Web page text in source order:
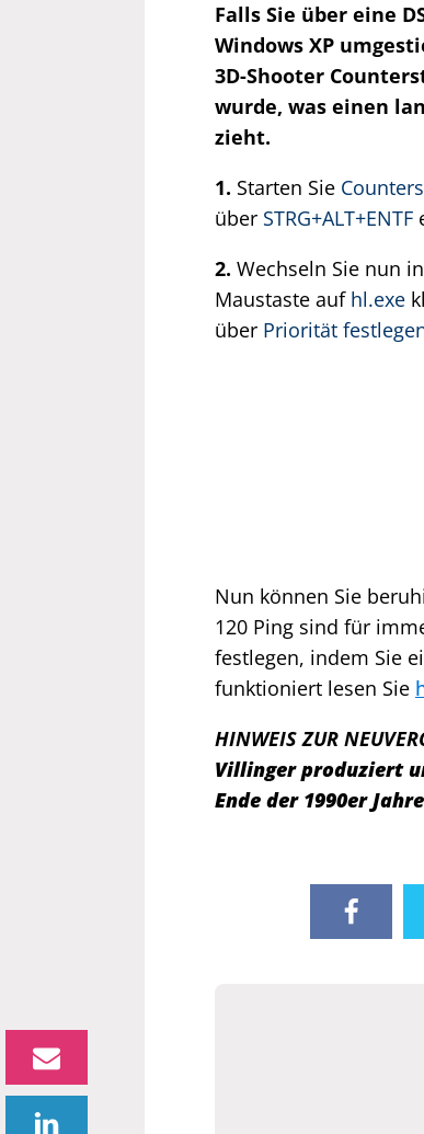
Falls Sie über eine
Windows XP
3D-Shooter
wurde, was einen
zieht.
1. Starten Sie
über STRG+ALT+ENTF
2. Wechseln Sie nun
Maustaste auf hl.exe
über Priorität
Nun können Sie
120 Ping sind für
festlegen, indem Sie
funktioniert lesen Sie
HINWEIS ZUR
Villinger produziert
Ende der 1990er